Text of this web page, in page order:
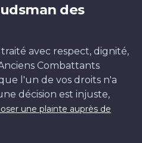
des
avec respect, dignité,
Combattants
l'un de vos droits n'a
décision est injuste,
une plainte auprès de